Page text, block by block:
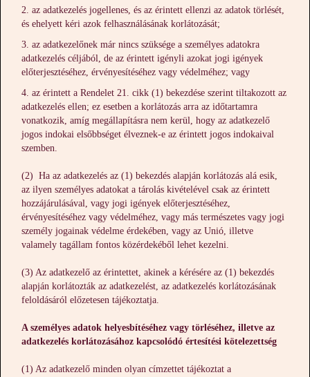
az adatkezelés jogellenes, és az érintett ellenzi az adatok törlését,
és ehelyett kéri azok felhasználásának korlátozását;
az adatkezelőnek már nincs szüksége a személyes adatokra
adatkezelés céljából, de az érintett igényli azokat jogi igények
előterjesztéséhez, érvényesítéséhez vagy védelméhez; vagy
az érintett a Rendelet 21. cikk (1) bekezdése szerint tiltakozott az
adatkezelés ellen; ez esetben a korlátozás arra az időtartamra
vonatkozik, amíg megállapításra nem kerül, hogy az adatkezelő
jogos indokai elsőbbséget élveznek-e az érintett jogos indokaival
szemben.
(2) Ha az adatkezelés az (1) bekezdés alapján korlátozás alá esik,
az ilyen személyes adatokat a tárolás kivételével csak az érintett
hozzájárulásával, vagy jogi igények előterjesztéséhez,
érvényesítéséhez vagy védelméhez, vagy más természetes vagy jogi
személy jogainak védelme érdekében, vagy az Unió, illetve
valamely tagállam fontos közérdekéből lehet kezelni.
(3) Az adatkezelő az érintettet, akinek a kérésére az (1) bekezdés
alapján korlátozták az adatkezelést, az adatkezelés korlátozásának
feloldásáról előzetesen tájékoztatja.
A személyes adatok helyesbítéséhez vagy törléséhez, illetve az
adatkezelés korlátozásához kapcsolódó értesítési kötelezettség
(1) Az adatkezelő minden olyan címzettet tájékoztat a